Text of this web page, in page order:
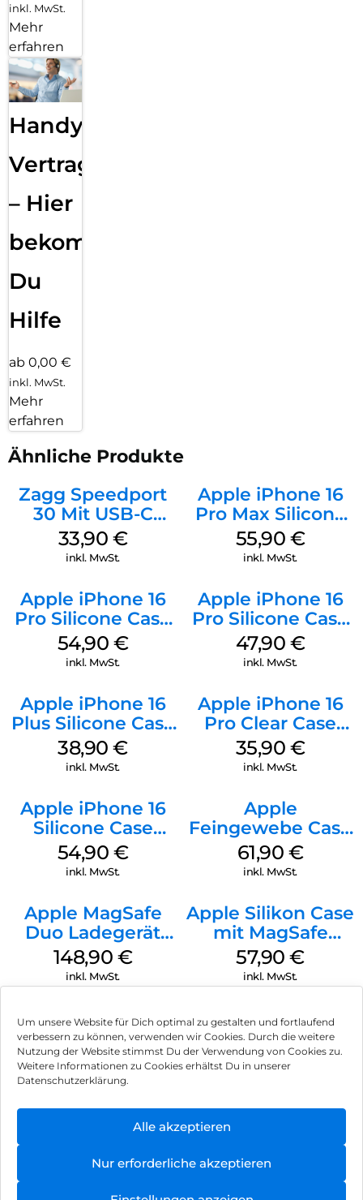
Um unsere Website für Dich optimal zu gestalten und fortlaufend
verbessern zu können, verwenden wir Cookies. Durch die weitere
Nutzung der Website stimmst Du der Verwendung von Cookies zu.
Weitere Informationen zu Cookies erhältst Du in unserer
Datenschutzerklärung.
Alle akzeptieren
Nur erforderliche akzeptieren
inkl. MwSt.
Mehr
erfahren
Handy
Vertragsabwicklung
– Hier
bekommst
Du
Hilfe
ab 0,00 €
inkl. MwSt.
Mehr
erfahren
Ähnliche Produkte
Zagg Speedport
30 Mit USB-C
Kabel Weiß
33,90 €
inkl. MwSt.
Apple iPhone 16
Pro Max Silicone
Case MagSafe
Stone Gray
55,90 €
inkl. MwSt.
Apple iPhone 16
Pro Silicone Case
MagSafe Black
54,90 €
inkl. MwSt.
Apple iPhone 16
Pro Silicone Case
MagSafe Denim
47,90 €
inkl. MwSt.
Apple iPhone 16
Plus Silicone Case
MagSafe Denim
38,90€
inkl. MwSt.
Apple iPhone 16
Pro Clear Case
MagSafe
Transparent
35,90 €
inkl. MwSt.
Apple iPhone 16
Silicone Case
MagSafe Black
54,90 €
inkl. MwSt.
Apple
Feingewebe Case
iPhone 15 Pro
MagSafe Schwarz
61,90 €
inkl. MwSt.
Apple MagSafe
Duo Ladegerät
Weiß
148,90 €
inkl. MwSt.
Apple Silikon Case
mit MagSafe
iPhone 14 Pro
(PRODUCT)RED
57,90€
inkl. MwSt.
Impressum
Hinweis zur Batterieentsorgung